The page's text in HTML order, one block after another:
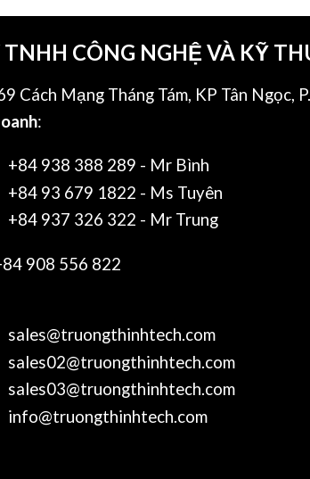
TNHH CÔNG NGHỆ VÀ KỸ
Cách Mạng Tháng Tám, KP Tân Ngọc,
:
+84 938 388 289 - Mr Bình
+84 93 679 1822 - Ms Tuyên
+84 937 326 322 - Mr Trung
908 556 822
sales@truongthinhtech.com
sales02@truongthinhtech.com
sales03@truongthinhtech.com
info@truongthinhtech.com